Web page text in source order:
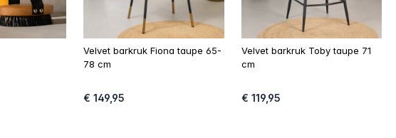
Velvet barkruk Fiona taupe 65-
78 cm
€ 149,95
Velvet barkruk Toby taupe 71
cm
€ 119,95